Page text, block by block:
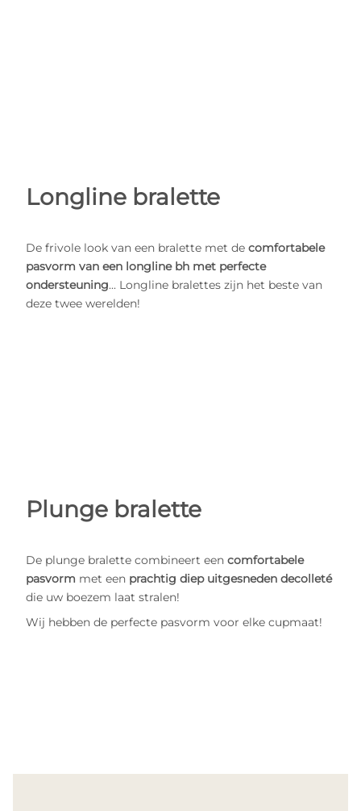
Longline bralette
De frivole look van een bralette met de comfortabele
pasvorm van een longline bh met perfecte
ondersteuning... Longline bralettes zijn het beste van
deze twee werelden!
Plunge bralette
De plunge bralette combineert een comfortabele
pasvorm met een prachtig diep uitgesneden decolleté
die uw boezem laat stralen!
Wij hebben de perfecte pasvorm voor elke cupmaat!